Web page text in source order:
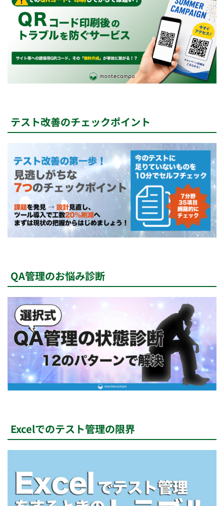
テスト改善のチェックポイント
QA管理のお悩み診断
Excelでのテスト管理の限界